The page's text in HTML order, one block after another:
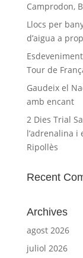
Camprodon,
Llocs per
d’aigua a
Tour de
Gaudeix el
amb encant
2 Dies Trial
l’adrenalina
Ripollès
Recent
Archives
agost 2026
juliol 2026